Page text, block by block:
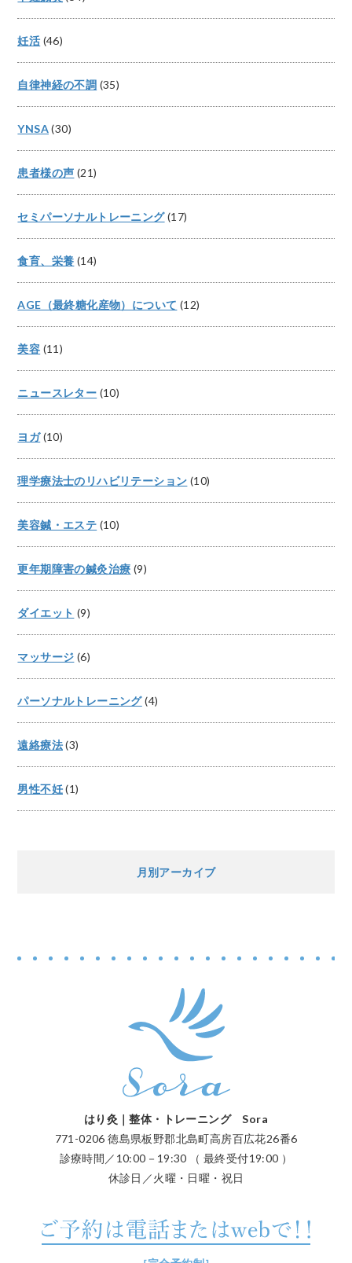
妊活 (46)
自律神経の不調 (35)
YNSA(30)
患者様の声 (21)
セミパーソナルトレーニング(17)
食育、栄養 (14)
AGE（最終糖化産物）について (12)
美容 (11)
ニュースレター (10)
ヨガ(10)
理学療法士のリハビリテーション (10)
美容鍼・エステ (10)
更年期障害の鍼灸治療 (9)
ダイエット (9)
マッサージ (6)
パーソナルトレーニング(4)
遠絡療法(3)
男性不妊(1)
月別アーカイブ
はり灸｜整体・トレーニング Sora
771-0206 徳島県板野郡北島町高房百広花26番6
診療時間／10:00－19:30 （ 最終受付19:00 ）
休診日／火曜・日曜・祝日